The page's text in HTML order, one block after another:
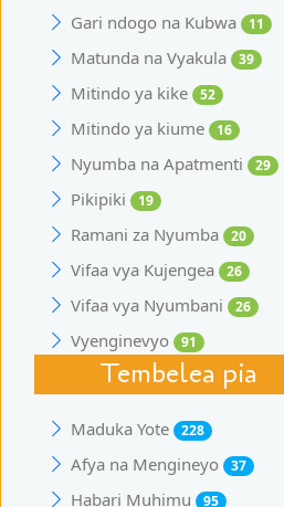
Gari ndogo na Kubwa 11
Matunda na Vyakula 39
Mitindo ya kike 52
Mitindo ya kiume 16
Nyumba na Apatmenti 29
Pikipiki 19
Ramani za Nyumba 20
Vifaa vya Kujengea 26
Vifaa vya Nyumbani 26
Vyenginevyo 91
Tembelea pia
Maduka Yote 228
Afya na Mengineyo 37
Habari Muhimu 95